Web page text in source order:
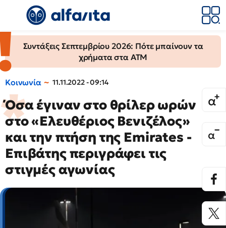
Συντάξεις Σεπτεμβρίου 2026: Πότε μπαίνουν τα
χρήματα στα ΑΤΜ
Κοινωνία 11.11.2022 - 09:14
Όσα έγιναν στο θρίλερ ωρών
στο «Ελευθέριος Βενιζέλος»
και την πτήση της Emirates -
Επιβάτης περιγράφει τις
στιγμές αγωνίας